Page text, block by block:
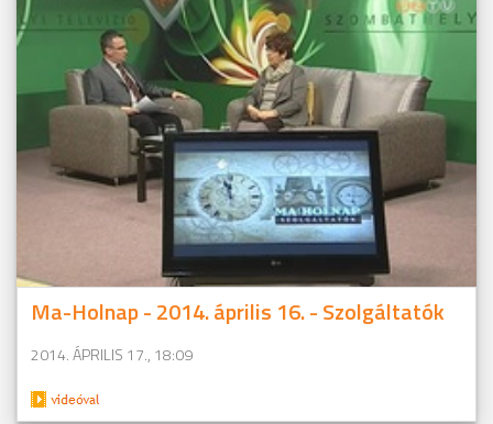
Ma-Holnap - 2014. április 16. - Szolgáltatók
2014. ÁPRILIS 17., 18:09